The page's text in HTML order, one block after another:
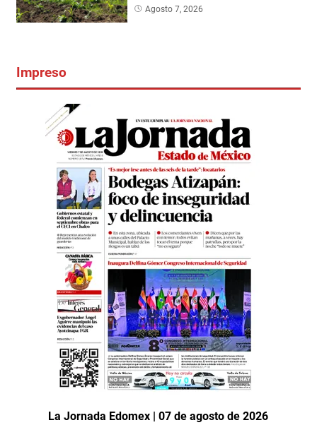
Agosto 7, 2026
Impreso
La Jornada Edomex | 07 de agosto de 2026